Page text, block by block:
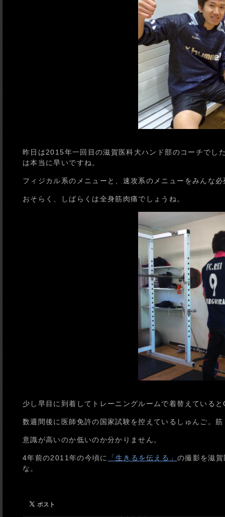
昨日は2015年一回目の滋賀医科大ハンド部のコーチで
は本当に早いですね。
フィジカル系のメニューと、速攻系のメニューをみんな
おそらく、しばらくは全身筋肉痛でしょうね。
少し早目に到着してトレーニングルームで着替えている
数週間後に医師免許の国家試験を控えているしゅんご。
意識が高いのか低いのか分かりません。
4年前の2011年の今頃に 「生きるを伝える」 の撮影を滋
な。